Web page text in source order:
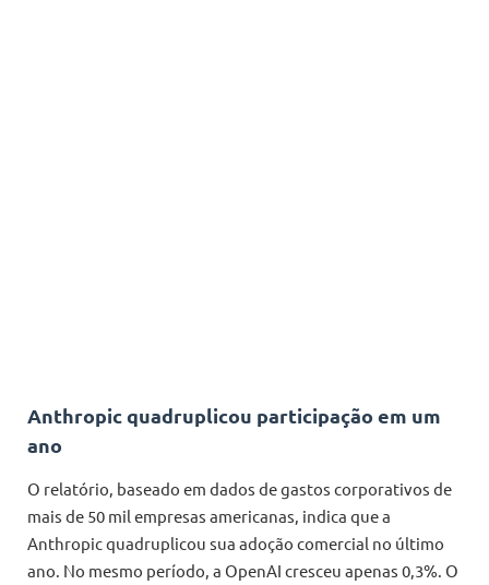
Anthropic quadruplicou participação em um
ano
O relatório, baseado em dados de gastos corporativos de
mais de 50 mil empresas americanas, indica que a
Anthropic quadruplicou sua adoção comercial no último
ano. No mesmo período, a OpenAI cresceu apenas 0,3%. O